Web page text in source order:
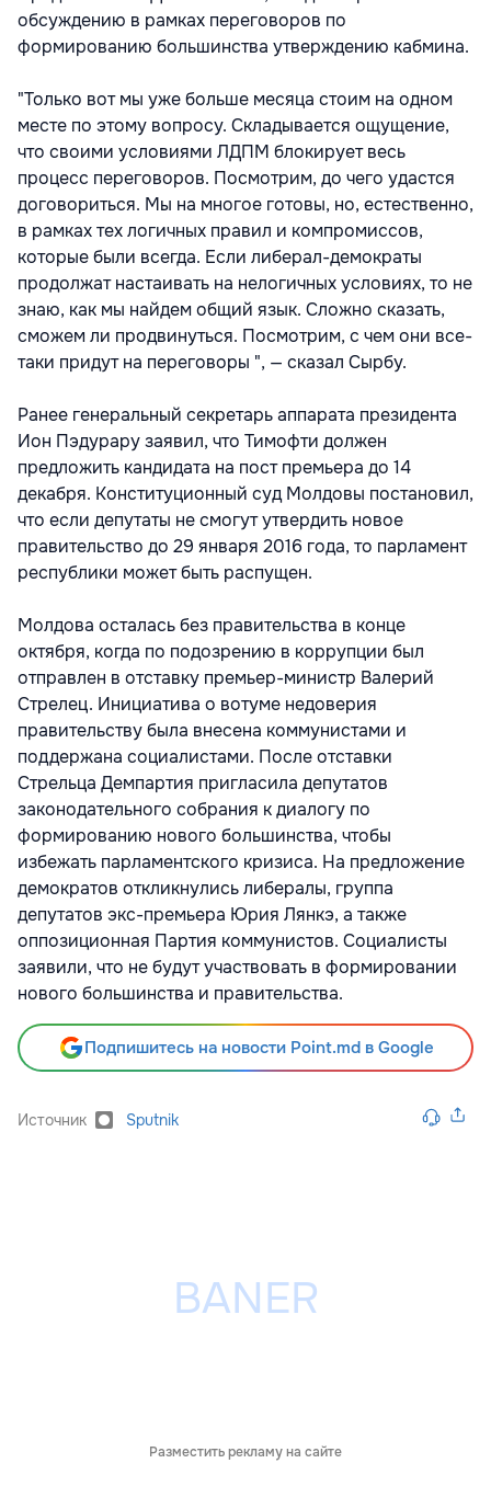
обсуждению в рамках переговоров по
формированию большинства утверждению кабмина.
"Только вот мы уже больше месяца стоим на одном
месте по этому вопросу. Складывается ощущение,
что своими условиями ЛДПМ блокирует весь
процесс переговоров. Посмотрим, до чего удастся
договориться. Мы на многое готовы, но, естественно,
в рамках тех логичных правил и компромиссов,
которые были всегда. Если либерал-демократы
продолжат настаивать на нелогичных условиях, то не
знаю, как мы найдем общий язык. Сложно сказать,
сможем ли продвинуться. Посмотрим, с чем они все-
таки придут на переговоры ", — сказал Сырбу.
Ранее генеральный секретарь аппарата президента
Ион Пэдурару заявил, что Тимофти должен
предложить кандидата на пост премьера до 14
декабря. Конституционный суд Молдовы постановил,
что если депутаты не смогут утвердить новое
правительство до 29 января 2016 года, то парламент
республики может быть распущен.
Молдова осталась без правительства в конце
октября, когда по подозрению в коррупции был
отправлен в отставку премьер-министр Валерий
Стрелец. Инициатива о вотуме недоверия
правительству была внесена коммунистами и
поддержана социалистами. После отставки
Стрельца Демпартия пригласила депутатов
законодательного собрания к диалогу по
формированию нового большинства, чтобы
избежать парламентского кризиса. На предложение
демократов откликнулись либералы, группа
депутатов экс-премьера Юрия Лянкэ, а также
оппозиционная Партия коммунистов. Социалисты
заявили, что не будут участвовать в формировании
нового большинства и правительства.
Подпишитесь на новости Point.md в Google
Источник Sputnik
Разместить рекламу на сайте